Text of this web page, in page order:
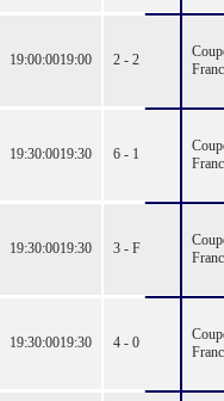
19:00:0019:00 2 - 2
19:30:0019:30 6 - 1
19:30:0019:30 3 - F
19:30:0019:30 4 - 0